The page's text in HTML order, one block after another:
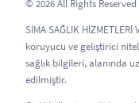
© 2026 All Rights Reserved
SİMA SAĞLIK
koruyucu ve geliştirici
sağlık bilgileri, alanında
edilmiştir.